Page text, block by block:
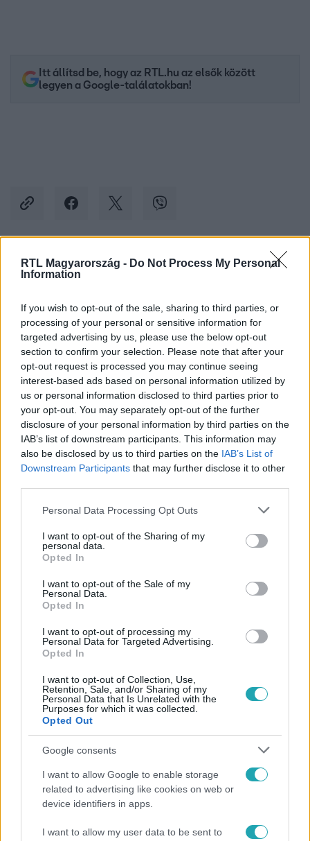
RTL Magyarország - Do Not Process My Personal
Information
If you wish to opt-out of the sale, sharing to third parties, or
processing of your personal or sensitive information for
targeted advertising by us, please use the below opt-out
section to confirm your selection. Please note that after your
opt-out request is processed you may continue seeing
interest-based ads based on personal information utilized by
us or personal information disclosed to third parties prior to
your opt-out. You may separately opt-out of the further
disclosure of your personal information by third parties on the
IAB’s list of downstream participants. This information may
also be disclosed by us to third parties on the IAB’s List of
Downstream Participants that may further disclose it to other
Please note that this website/app uses one or more Google
not limited to your visit or usage behaviour. You may click to
grant or deny consent to Google and its third-party tags to
use your data for below specified purposes in below Google
consent section.
Personal Data Processing Opt Outs
I want to opt-out of the Sharing of my
personal data.
Opted In
I want to opt-out of the Sale of my
Personal Data.
Opted In
I want to opt-out of processing my
Personal Data for Targeted Advertising.
Opted In
I want to opt-out of Collection, Use,
Retention, Sale, and/or Sharing of my
Personal Data that Is Unrelated with the
Purposes for which it was collected.
Opted Out
Google consents
I want to allow Google to enable storage
related to advertising like cookies on web or
device identifiers in apps.
I want to allow my user data to be sent to
Itt állítsd be, hogy az RTL.hu az elsők között
legyen a Google-találatokban!
Kövess minket, és értesülj a friss hírekről a
Követem
#FARM # GÁBOR #MALAC
Népszerű
Bulvár
"Nekem ő volt a herceg fehér lovon" - Széphalmi
Juliska nem bánja, hogy hozzáment Sánta Lacihoz
17:49